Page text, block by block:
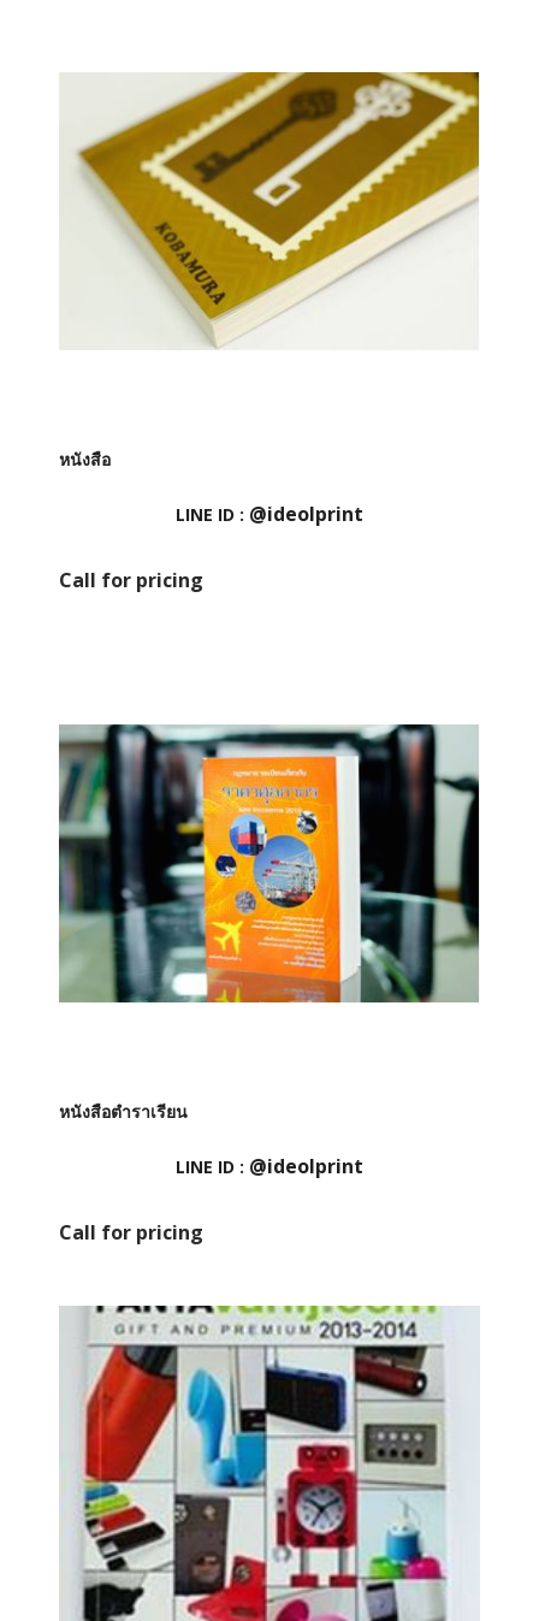
หนังสือ
LINE ID : @ideolprint
Call for pricing
หนังสือตำราเรียน
LINE ID : @ideolprint
Call for pricing